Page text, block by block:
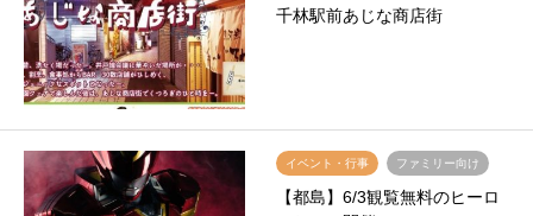
千林駅前あじな商店街
イベント・行事 ファミリー向け
【都島】6/3観覧無料のヒーロ